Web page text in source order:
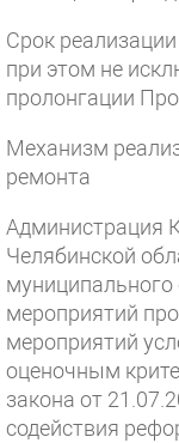
Срок
при этом не
пролонгации
Механизм
ремонта
Администрация
Челябинской
муниципального
мероприятий
мероприятий
оценочным
закона от
содействия